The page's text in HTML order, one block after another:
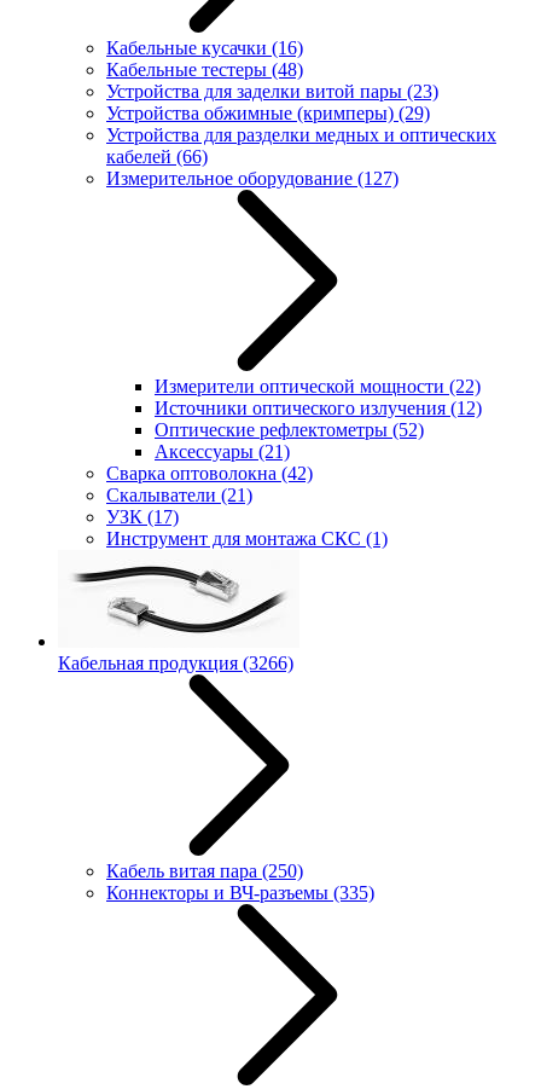
Кабельные кусачки (16)
Кабельные тестеры (48)
Устройства для заделки витой пары (23)
Устройства обжимные (кримперы) (29)
Устройства для разделки медных и оптических
кабелей (66)
Измерительное оборудование (127)
Измерители оптической мощности (22)
Источники оптического излучения (12)
Оптические рефлектометры (52)
Аксессуары (21)
Сварка оптоволокна (42)
Скалыватели (21)
УЗК (17)
Инструмент для монтажа СКС (1)
Кабельная продукция (3266)
Кабель витая пара (250)
Коннекторы и ВЧ-разъемы (335)